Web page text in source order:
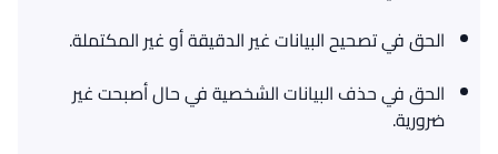
الحق في تصحيح البيانات غير الدقيقة أو غير المكتملة.
الحق في حذف البيانات الشخصية في حال أصبحت غير
ضرورية.